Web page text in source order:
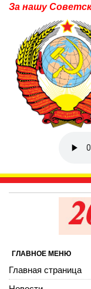
За нашу
ГЛАВНОЕ МЕНЮ
Главная страница